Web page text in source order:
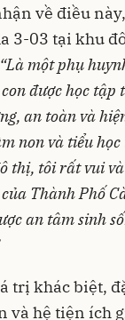
về điều
3-03 tại khu
“Là một phụ
được học
an toàn và
non và tiểu
thị, tôi rất vui
Thành Phố
an tâm sinh
trị khác biệt,
và hệ tiện ích